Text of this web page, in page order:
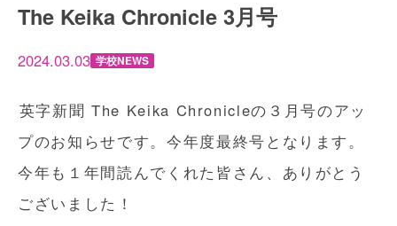
The Keika Chronicle 3月号
2024.03.03 学校NEWS
英字新聞 The Keika Chronicleの３月号のアッ
プのお知らせです。今年度最終号となります。
今年も１年間読んでくれた皆さん、ありがとう
ございました！